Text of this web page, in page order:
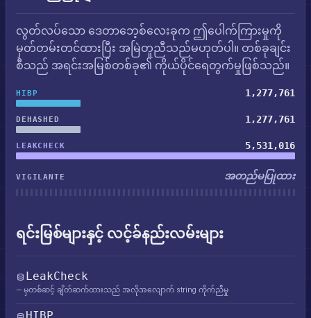
လွတ်လပ်သော ဒေတာဘေ့စ်လေးခုက ဤပေါက်ကြားမှုကို
မှတ်တမ်းတင်ထားပြီး အမြဲတူညီသည်မဟုတ်ပါ။ တစ်ခုချင်း
စီသည် အရင်းအမြစ်တစ်ခု၏ ကိုယ်ပိုင်ရေတွက်မှုဖြစ်သည်။
HIBP 1,277,761
DEHASHED 1,277,761
LEAKCHECK 5,531,016
VIGILANTE အတည်မပြုထား
ရင်းမြစ်များနှင့် လင့်ခ်နည်းလမ်းများ
LeakCheck
— မှတစ်ဆင့် ချိတ်ဆက်ထားသည် အလိုအလျောက် string ကိုက်ညီမှု